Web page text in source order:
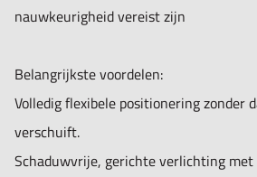
nauwkeurigheid vereist zijn
Belangrijkste voordelen:
Volledig flexibele positionering zonder
verschuift.
Schaduwvrije, gerichte verlichting